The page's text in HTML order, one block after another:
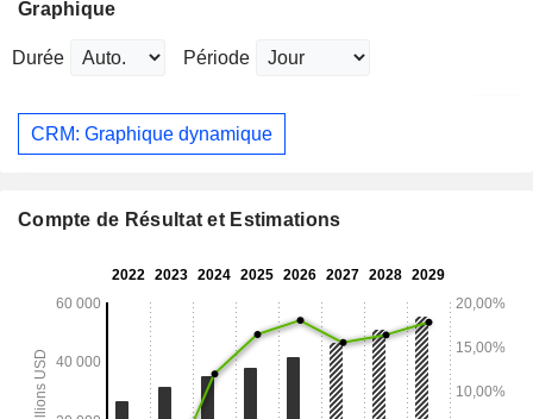
Graphique
Durée Période
CRM: Graphique dynamique
Compte de Résultat et Estimations